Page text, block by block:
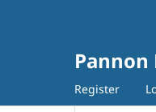
Pannon
Register